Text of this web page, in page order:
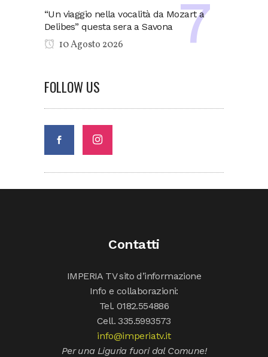
“Un viaggio nella vocalità da Mozart a
Delibes” questa sera a Savona
10 Agosto 2026
FOLLOW US
Contatti
IMPERIA TV sito d’informazione
Info e collaborazioni:
Tel. 0182.554886
Cell. 335.5993573
info@imperiatv.it
Per una Liguria fuori dal Comune!